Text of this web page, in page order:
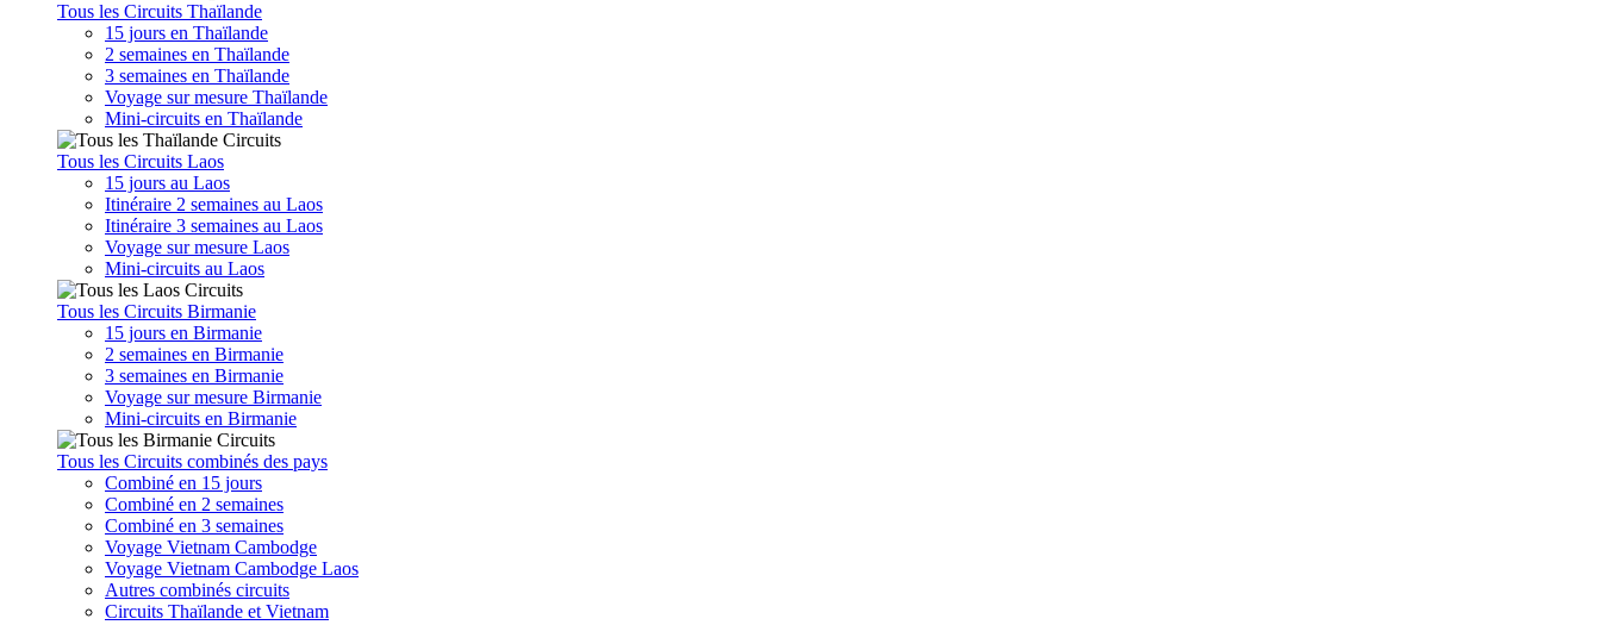
Tous les Circuits Thaïlande
15 jours en Thaïlande
2 semaines en Thaïlande
3 semaines en Thaïlande
Voyage sur mesure Thaïlande
Mini-circuits en Thaïlande
Tous les Circuits Laos
15 jours au Laos
Itinéraire 2 semaines au Laos
Itinéraire 3 semaines au Laos
Voyage sur mesure Laos
Mini-circuits au Laos
Tous les Circuits Birmanie
15 jours en Birmanie
2 semaines en Birmanie
3 semaines en Birmanie
Voyage sur mesure Birmanie
Mini-circuits en Birmanie
Tous les Circuits combinés des pays
Combiné en 15 jours
Combiné en 2 semaines
Combiné en 3 semaines
Voyage Vietnam Cambodge
Voyage Vietnam Cambodge Laos
Autres combinés circuits
Circuits Thaïlande et Vietnam